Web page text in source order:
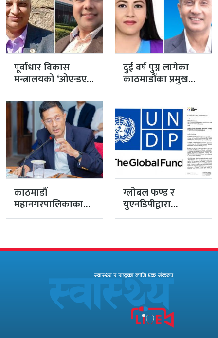
पूर्वाधार विकास
मन्त्रालयको ‘ओएन्डएम’
नटुंगिदा प्रशासनका
सहसचिवको भएन
व्यवस्थापन
दुई वर्ष पुग्न लागेका
काठमाडौंका प्रमुख
प्रशासकीय अधिकृत
गुरागाईं अवकाशमा,…
काठमाडौं
महानगरपालिकाका
प्रमुख प्रशासकीय
ग्लोबल फण्ड र
युएनडिपीद्वारा
सरकारको
विवादास्पद…